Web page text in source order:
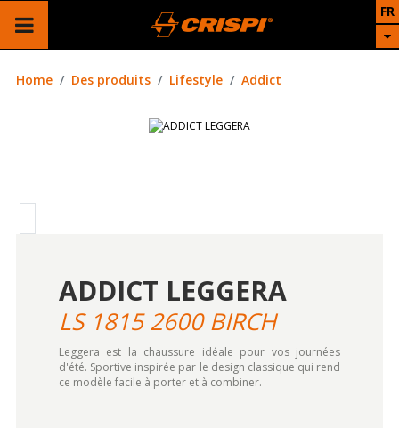
FR
Home Des produits Lifestyle Addict
ADDICT LEGGERA
LS 1815 2600 BIRCH
Leggera est la chaussure idéale pour vos journées
d'été. Sportive inspirée par le design classique qui rend
ce modèle facile à porter et à combiner.